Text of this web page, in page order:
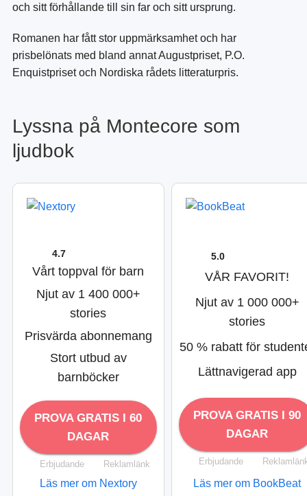
och sitt förhållande till sin far och sitt ursprung.
Romanen har fått stor uppmärksamhet och har
prisbelönats med bland annat Augustpriset, P.O.
Enquistpriset och Nordiska rådets litteraturpris.
Lyssna på Montecore som
ljudbok
4.7
Vårt toppval för barn
Njut av 1 400 000+
stories
Prisvärda abonnemang
Stort utbud av
barnböcker
PROVA GRATIS I 60
DAGAR
Erbjudande Reklamlänk
Läs mer om Nextory
5.0
VÅR FAVORIT!
Njut av 1 000 000+
stories
50 % rabatt för
Lättnavigerad app
PROVA GRATIS I 90
DAGAR
Erbjudande
Läs mer om BookBeat